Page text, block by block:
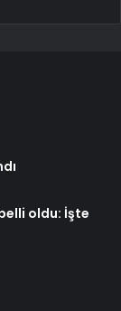
oldu: İşte